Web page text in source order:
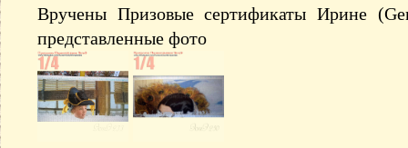
Вручены Призовые сертификаты Ирине
представленные фото